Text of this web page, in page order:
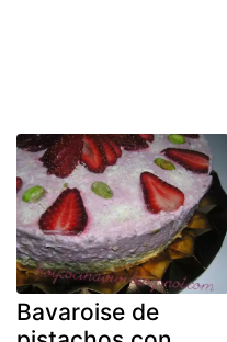
Bavaroise de